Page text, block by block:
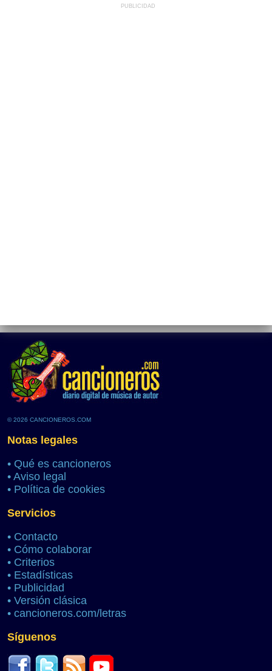
PUBLICIDAD
© 2026 CANCIONEROS.COM
Notas legales
• Qué es cancioneros
• Aviso legal
• Política de cookies
Servicios
• Contacto
• Cómo colaborar
• Criterios
• Estadísticas
• Publicidad
• Versión clásica
• cancioneros.com/letras
Síguenos